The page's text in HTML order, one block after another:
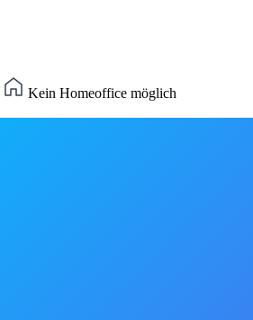
Kein Homeoffice möglich